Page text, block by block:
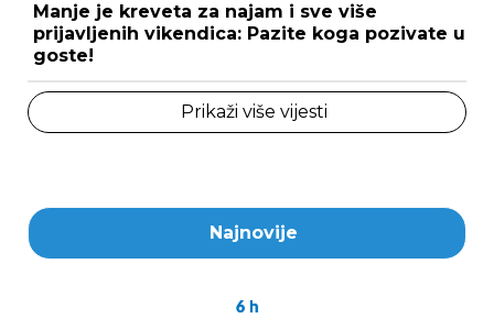
Manje je kreveta za najam i sve više
prijavljenih vikendica: Pazite koga pozivate u
goste!
Prikaži više vijesti
Najnovije
6 h